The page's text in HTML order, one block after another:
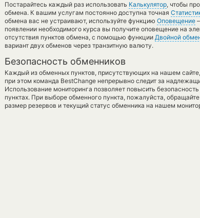
Постарайтесь каждый раз использовать Калькулятор, чтобы
обмена. К вашим услугам постоянно доступна точная
обмена вас не устраивают, используйте функцию Оповещение
появлении необходимого курса вы получите оповещение на
отсутствия пунктов обмена, с помощью функции Двойной
вариант двух обменов через транзитную валюту.
Безопасность обменников
Каждый из обменных пунктов, присутствующих на нашем
при этом команда BestChange непрерывно следит за
Использование мониторинга позволяет повысить
пунктах. При выборе обменного пункта, пожалуйста,
размер резервов и текущий статус обменника на нашем